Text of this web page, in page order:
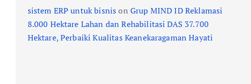
sistem ERP untuk bisnison Grup MIND ID Reklamasi
8.000 Hektare Lahan dan Rehabilitasi DAS 37.700
Hektare, Perbaiki Kualitas Keanekaragaman Hayati